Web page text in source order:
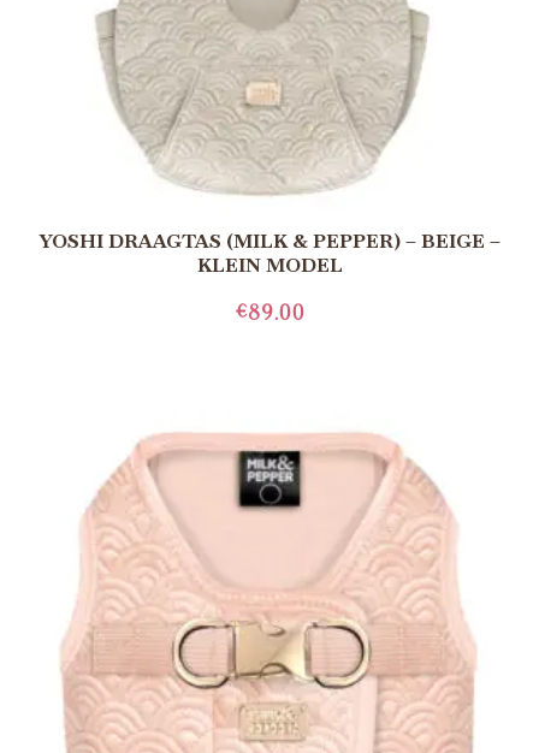
YOSHI DRAAGTAS (MILK & PEPPER) – BEIGE –
KLEIN MODEL
€89.00